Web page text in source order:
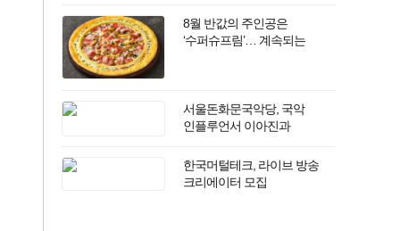
8월 반값의 주인공은
‘수퍼슈프림’… 계속되는
서울돈화문국악당, 국악
인플루언서 이아진과
vol.3’ 개최
한국머털테크, 라이브 방송
크리에이터 모집